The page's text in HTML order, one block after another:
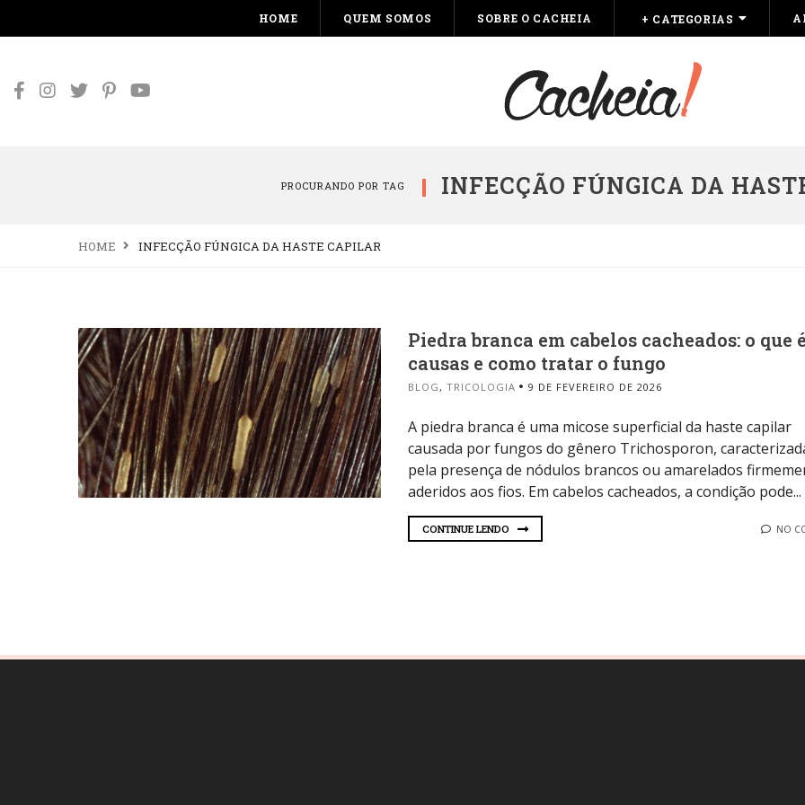
HOME QUEM SOMOS SOBRE O CACHEIA + CATEGORIAS
PROCURANDO POR TAG INFECÇÃO FÚNGICA DA
HOME INFECÇÃO FÚNGICA DA HASTE CAPILAR
Piedra branca em cabelos cacheados: o que
causas e como tratar o fungo
BLOG , TRICOLOGIA 9 DE FEVEREIRO DE 2026
A piedra branca é uma micose superficial da haste capilar
causada por fungos do gênero Trichosporon,
pela presença de nódulos brancos ou amarelados
aderidos aos fios. Em cabelos cacheados, a condição pode...
CONTINUE LENDO NO